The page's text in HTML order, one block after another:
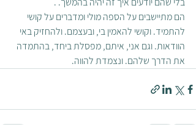
הם מתיישבים על הספה מולי ומדברים על קושי
להתמיד. וקושי להאמין בי, ובעצמם. ולהחזיק באי
הוודאות. וגם אני, איתם, מפסלת ביחד, בהתמדה
את הדרך שלהם. ונצמדת להווה.